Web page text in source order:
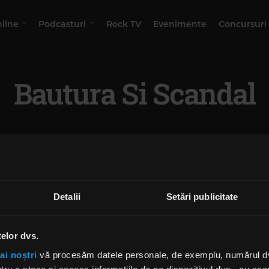
Detalii Setări publicitate
dvs.
noștri vă procesăm datele personale, de exemplu, numărul
Podcasturi Rock TV Evenimente Concursuri
Bautura Si Scandal